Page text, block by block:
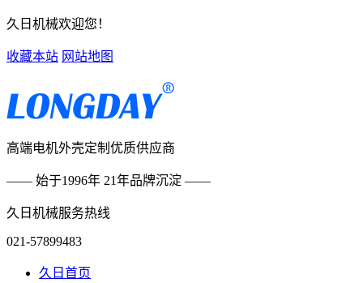
久日机械欢迎您！
收藏本站 网站地图
高端电机外壳定制优质供应商
—— 始于1996年 21年品牌沉淀 ——
久日机械服务热线
021-57899483
久日首页